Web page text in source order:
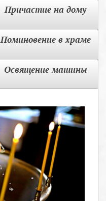
Причастие на дому
Поминовение в храме
Освящение машины